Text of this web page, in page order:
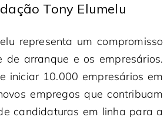
Tony Elumelu
representa um compromisso
arranque e os empresários.
iniciar 10.000 empresários em
empregos que contribuam
candidaturas em linha para a